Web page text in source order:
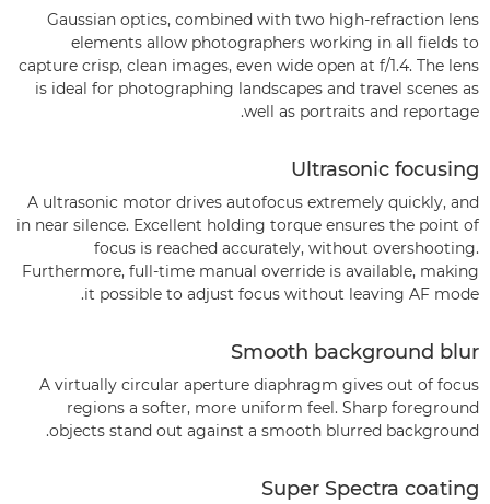
Gaussian optics, combined with two high-refraction lens
elements allow photographers working in all fields to
capture crisp, clean images, even wide open at f/1.4. The lens
is ideal for photographing landscapes and travel scenes as
well as portraits and reportage.
Ultrasonic focusing
A ultrasonic motor drives autofocus extremely quickly, and
in near silence. Excellent holding torque ensures the point of
focus is reached accurately, without overshooting.
Furthermore, full-time manual override is available, making
it possible to adjust focus without leaving AF mode.
Smooth background blur
A virtually circular aperture diaphragm gives out of focus
regions a softer, more uniform feel. Sharp foreground
objects stand out against a smooth blurred background.
Super Spectra coating